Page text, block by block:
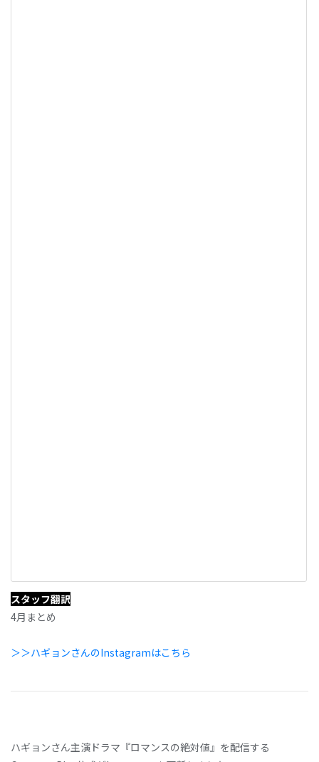
スタッフ翻訳
4月まとめ
＞＞ハギョンさんのInstagramはこちら
ハギョンさん主演ドラマ『ロマンスの絶対値』を配信する